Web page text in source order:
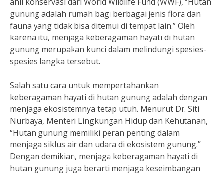
gunung adalah rumah bagi berbagai jenis flora dan
fauna yang tidak bisa ditemui di tempat lain.” Oleh
karena itu, menjaga keberagaman hayati di hutan
gunung merupakan kunci dalam melindungi spesies-
spesies langka tersebut.
Salah satu cara untuk mempertahankan
keberagaman hayati di hutan gunung adalah dengan
menjaga ekosistemnya tetap utuh. Menurut Dr. Siti
Nurbaya, Menteri Lingkungan Hidup dan Kehutanan,
“Hutan gunung memiliki peran penting dalam
menjaga siklus air dan udara di ekosistem gunung.”
Dengan demikian, menjaga keberagaman hayati di
hutan gunung juga berarti menjaga keseimbangan